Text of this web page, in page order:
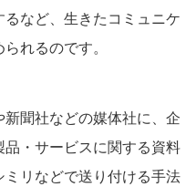
など、生きたコミュニケ
れるのです。
聞社などの媒体社に、企
・サービスに関する資料
リなどで送り付ける手法